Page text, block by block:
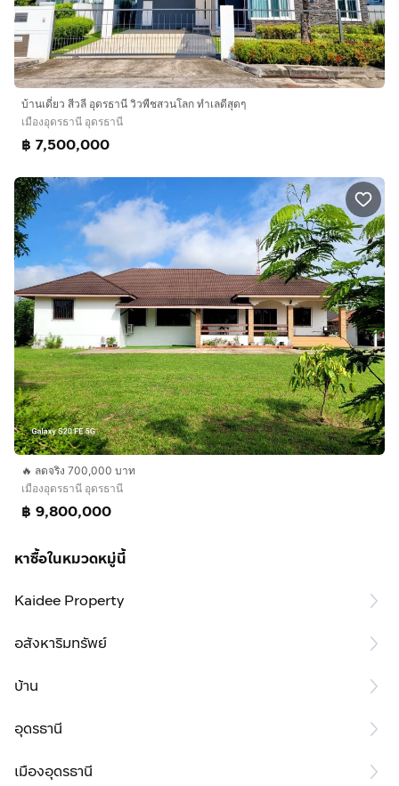
บ้านเดี่ยว สีวลี อุดรธานี วิวพืชสวนโลก ทำเลดีสุดๆ
เมืองอุดรธานี อุดรธานี
฿ 7,500,000
🔥 ลดจริง 700,000 บาท
เมืองอุดรธานี อุดรธานี
฿ 9,800,000
หาซื้อในหมวดหมู่นี้
Kaidee Property
อสังหาริมทรัพย์
บ้าน
อุดรธานี
เมืองอุดรธานี